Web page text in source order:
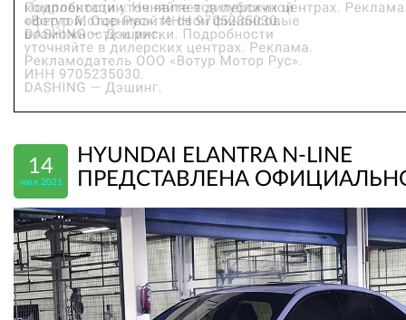
14
июл 2021
HYUNDAI ELANTRA N-LINE
ПРЕДСТАВЛЕНА